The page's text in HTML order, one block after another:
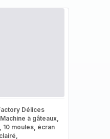
Délices
à gâteaux,
10 moules, écran